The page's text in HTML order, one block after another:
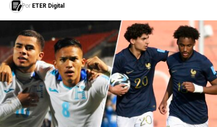
Por ETER Digital